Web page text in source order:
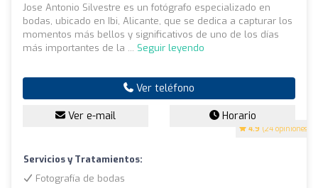
4.9 (24 opiniones)
Jose Antonio Silvestre es un fotógrafo especializado en
bodas, ubicado en Ibi, Alicante, que se dedica a capturar los
momentos más bellos y significativos de uno de los días
más importantes de la ... Seguir leyendo
Ver teléfono
Ver e-mail Horario
Servicios y Tratamientos:
Fotografía de bodas